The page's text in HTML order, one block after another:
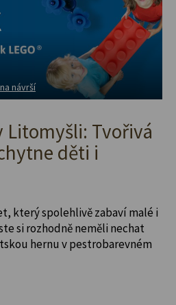
návrší
Litomyšli: Tvořivá
děti i
který spolehlivě zabaví malé i
si rozhodně neměli nechat
hernu v pestrobarevném